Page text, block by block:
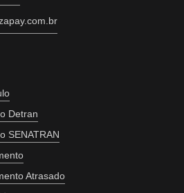
Detran
SENATRAN
Atrasado